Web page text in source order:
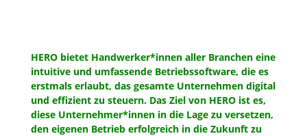
HERO bietet Handwerker*innen aller Branchen eine
intuitive und umfassende Betriebssoftware, die es
erstmals erlaubt, das gesamte Unternehmen digital
und effizient zu steuern. Das Ziel von HERO ist es,
diese Unternehmer*innen in die Lage zu versetzen,
den eigenen Betrieb erfolgreich in die Zukunft zu